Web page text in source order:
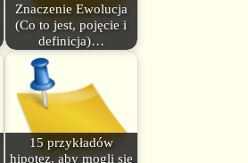
Znaczenie Ewolucja
(Co to jest, pojęcie i
definicja)…
15 przykładów
hipotez, aby mogli się